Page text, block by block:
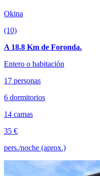
Okina
(10)
A 18.8 Km de Foronda.
Entero o habitación
17 personas
6 dormitorios
14 camas
35 €
pers./noche (aprox.)